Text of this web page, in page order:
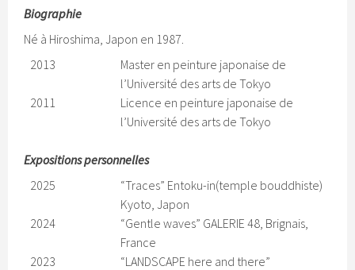
Biographie
Né à Hiroshima, Japon en 1987.
2013
Master en peinture japonaise de
l’Université des arts de Tokyo
2011
Licence en peinture japonaise de
l’Université des arts de Tokyo
Expositions personnelles
2025
“Traces” Entoku-in(temple bouddhiste)
Kyoto, Japon
2024
“Gentle waves” GALERIE 48, Brignais,
France
2023
“LANDSCAPE here and there”